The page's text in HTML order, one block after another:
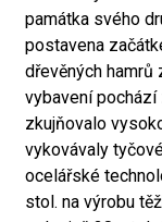
památka svého
postavena
dřevěných
vybavení
zkujňovalo
vykovávaly
ocelářské
stol. na výrobu